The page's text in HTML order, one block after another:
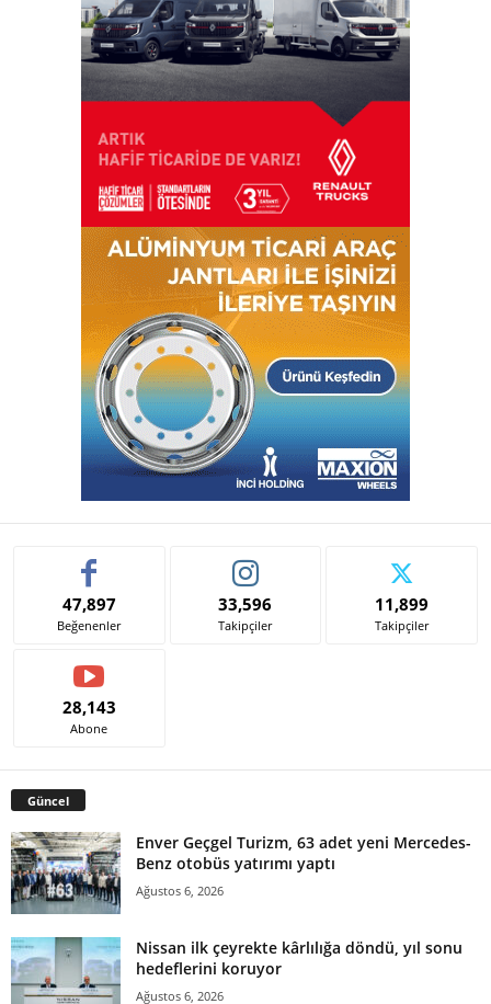
47,897
Beğenenler
33,596
Takipçiler
11,899
Takipçiler
28,143
Abone
Güncel
Enver Geçgel Turizm, 63 adet yeni Mercedes-
Benz otobüs yatırımı yaptı
Ağustos 6, 2026
Nissan ilk çeyrekte kârlılığa döndü, yıl sonu
hedeflerini koruyor
Ağustos 6, 2026